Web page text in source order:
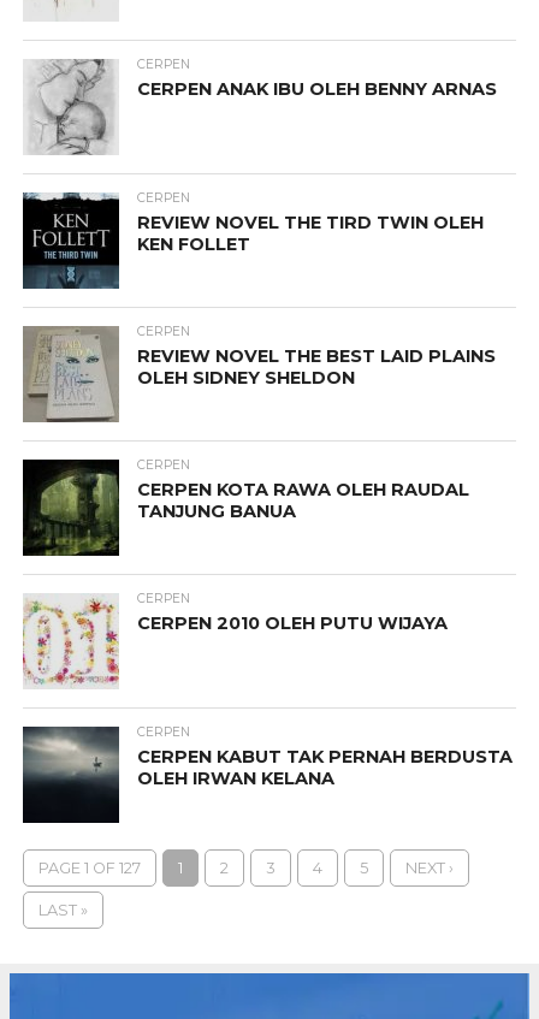
CERPEN
CERPEN ANAK IBU OLEH BENNY ARNAS
CERPEN
REVIEW NOVEL THE TIRD TWIN OLEH
KEN FOLLET
CERPEN
REVIEW NOVEL THE BEST LAID PLAINS
OLEH SIDNEY SHELDON
CERPEN
CERPEN KOTA RAWA OLEH RAUDAL
TANJUNG BANUA
CERPEN
CERPEN 2010 OLEH PUTU WIJAYA
CERPEN
CERPEN KABUT TAK PERNAH BERDUSTA
OLEH IRWAN KELANA
PAGE 1 OF 127 1 2 3 4 5 NEXT ›
LAST »